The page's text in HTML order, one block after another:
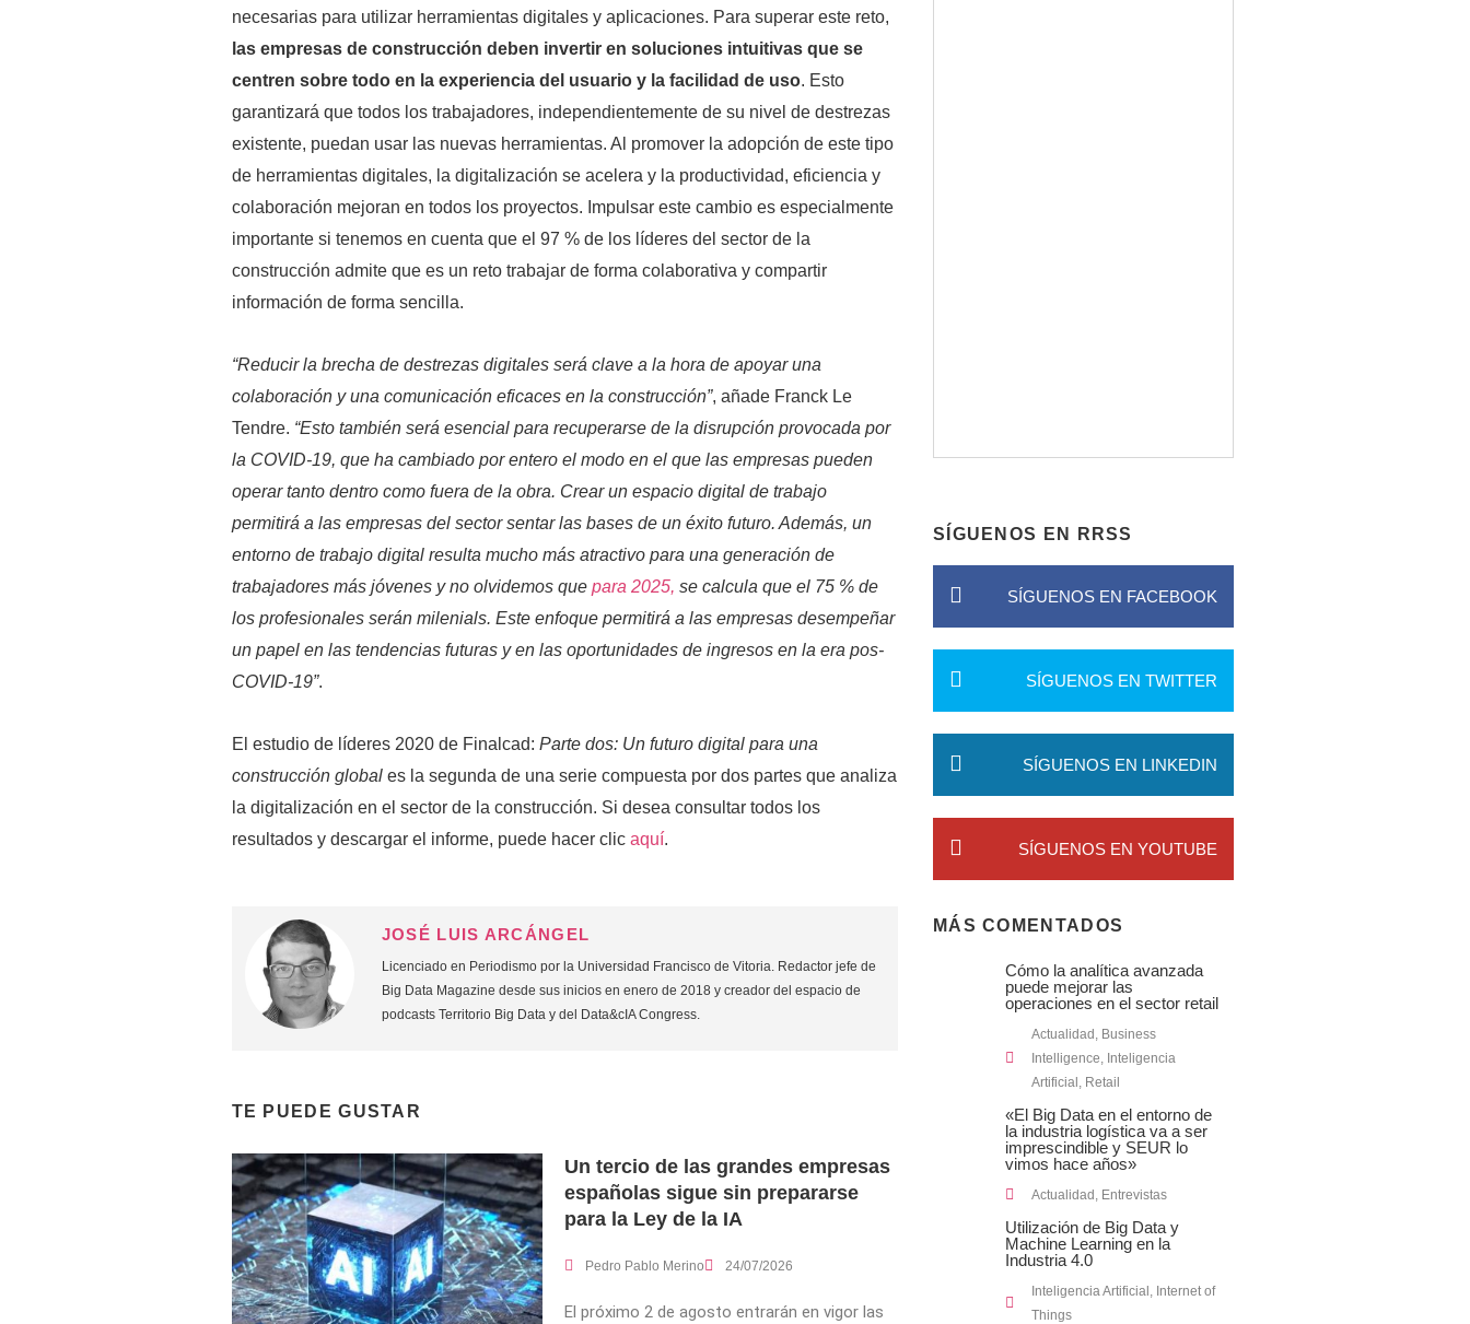
necesarias para utilizar herramientas digitales y aplicaciones. Para superar este reto,
las empresas de construcción deben invertir en soluciones intuitivas que se
centren sobre todo en la experiencia del usuario y la facilidad de uso. Esto
garantizará que todos los trabajadores, independientemente de su nivel de destrezas
existente, puedan usar las nuevas herramientas. Al promover la adopción de este tipo
de herramientas digitales, la digitalización se acelera y la productividad, eficiencia y
colaboración mejoran en todos los proyectos. Impulsar este cambio es especialmente
importante si tenemos en cuenta que el 97 % de los líderes del sector de la
construcción admite que es un reto trabajar de forma colaborativa y compartir
información de forma sencilla.
“Reducir la brecha de destrezas digitales será clave a la hora de apoyar una
colaboración y una comunicación eficaces en la construcción”, añade Franck Le
Tendre. “Esto también será esencial para recuperarse de la disrupción provocada por
la COVID-19, que ha cambiado por entero el modo en el que las empresas pueden
operar tanto dentro como fuera de la obra. Crear un espacio digital de trabajo
permitirá a las empresas del sector sentar las bases de un éxito futuro. Además, un
entorno de trabajo digital resulta mucho más atractivo para una generación de
trabajadores más jóvenes y no olvidemos que para 2025, se calcula que el 75 % de
los profesionales serán milenials. Este enfoque permitirá a las empresas desempeñar
un papel en las tendencias futuras y en las oportunidades de ingresos en la era pos-
COVID-19”.
El estudio de líderes 2020 de Finalcad: Parte dos: Un futuro digital para una
construcción global es la segunda de una serie compuesta por dos partes que analiza
la digitalización en el sector de la construcción. Si desea consultar todos los
resultados y descargar el informe, puede hacer clic aquí.
JOSÉ LUIS ARCÁNGEL
Licenciado en Periodismo por la Universidad Francisco de Vitoria. Redactor jefe de
Big Data Magazine desde sus inicios en enero de 2018 y creador del espacio de
podcasts Territorio Big Data y del Data&cIA Congress.
TE PUEDE GUSTAR
Un tercio de las grandes empresas
españolas sigue sin prepararse
para la Ley de la IA
Pedro Pablo Merino 24/07/2026
El próximo 2 de agosto entrarán en vigor las
SÍGUENOS EN RRSS
SÍGUENOS EN FACEBOOK
SÍGUENOS EN TWITTER
SÍGUENOS EN LINKEDIN
SÍGUENOS EN YOUTUBE
MÁS COMENTADOS
Cómo la analítica avanzada
puede mejorar las
operaciones en el sector retail
Actualidad , Business
Intelligence, Inteligencia
Artificial , Retail
«El Big Data en el entorno de
la industria logística va a ser
imprescindible y SEUR lo
vimos hace años»
Actualidad , Entrevistas
Utilización de Big Data y
Machine Learning en la
Industria 4.0
Inteligencia Artificial , Internet of
Things